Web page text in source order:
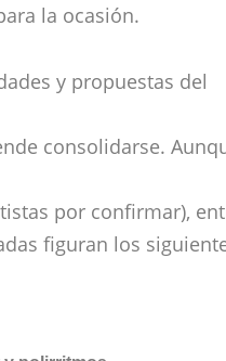
la ocasión.
y propuestas del
consolidarse.
por confirmar),
figuran los